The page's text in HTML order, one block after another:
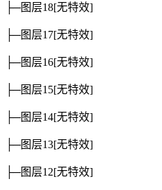
├─图层18[无特效]
├─图层17[无特效]
├─图层16[无特效]
├─图层15[无特效]
├─图层14[无特效]
├─图层13[无特效]
├─图层12[无特效]